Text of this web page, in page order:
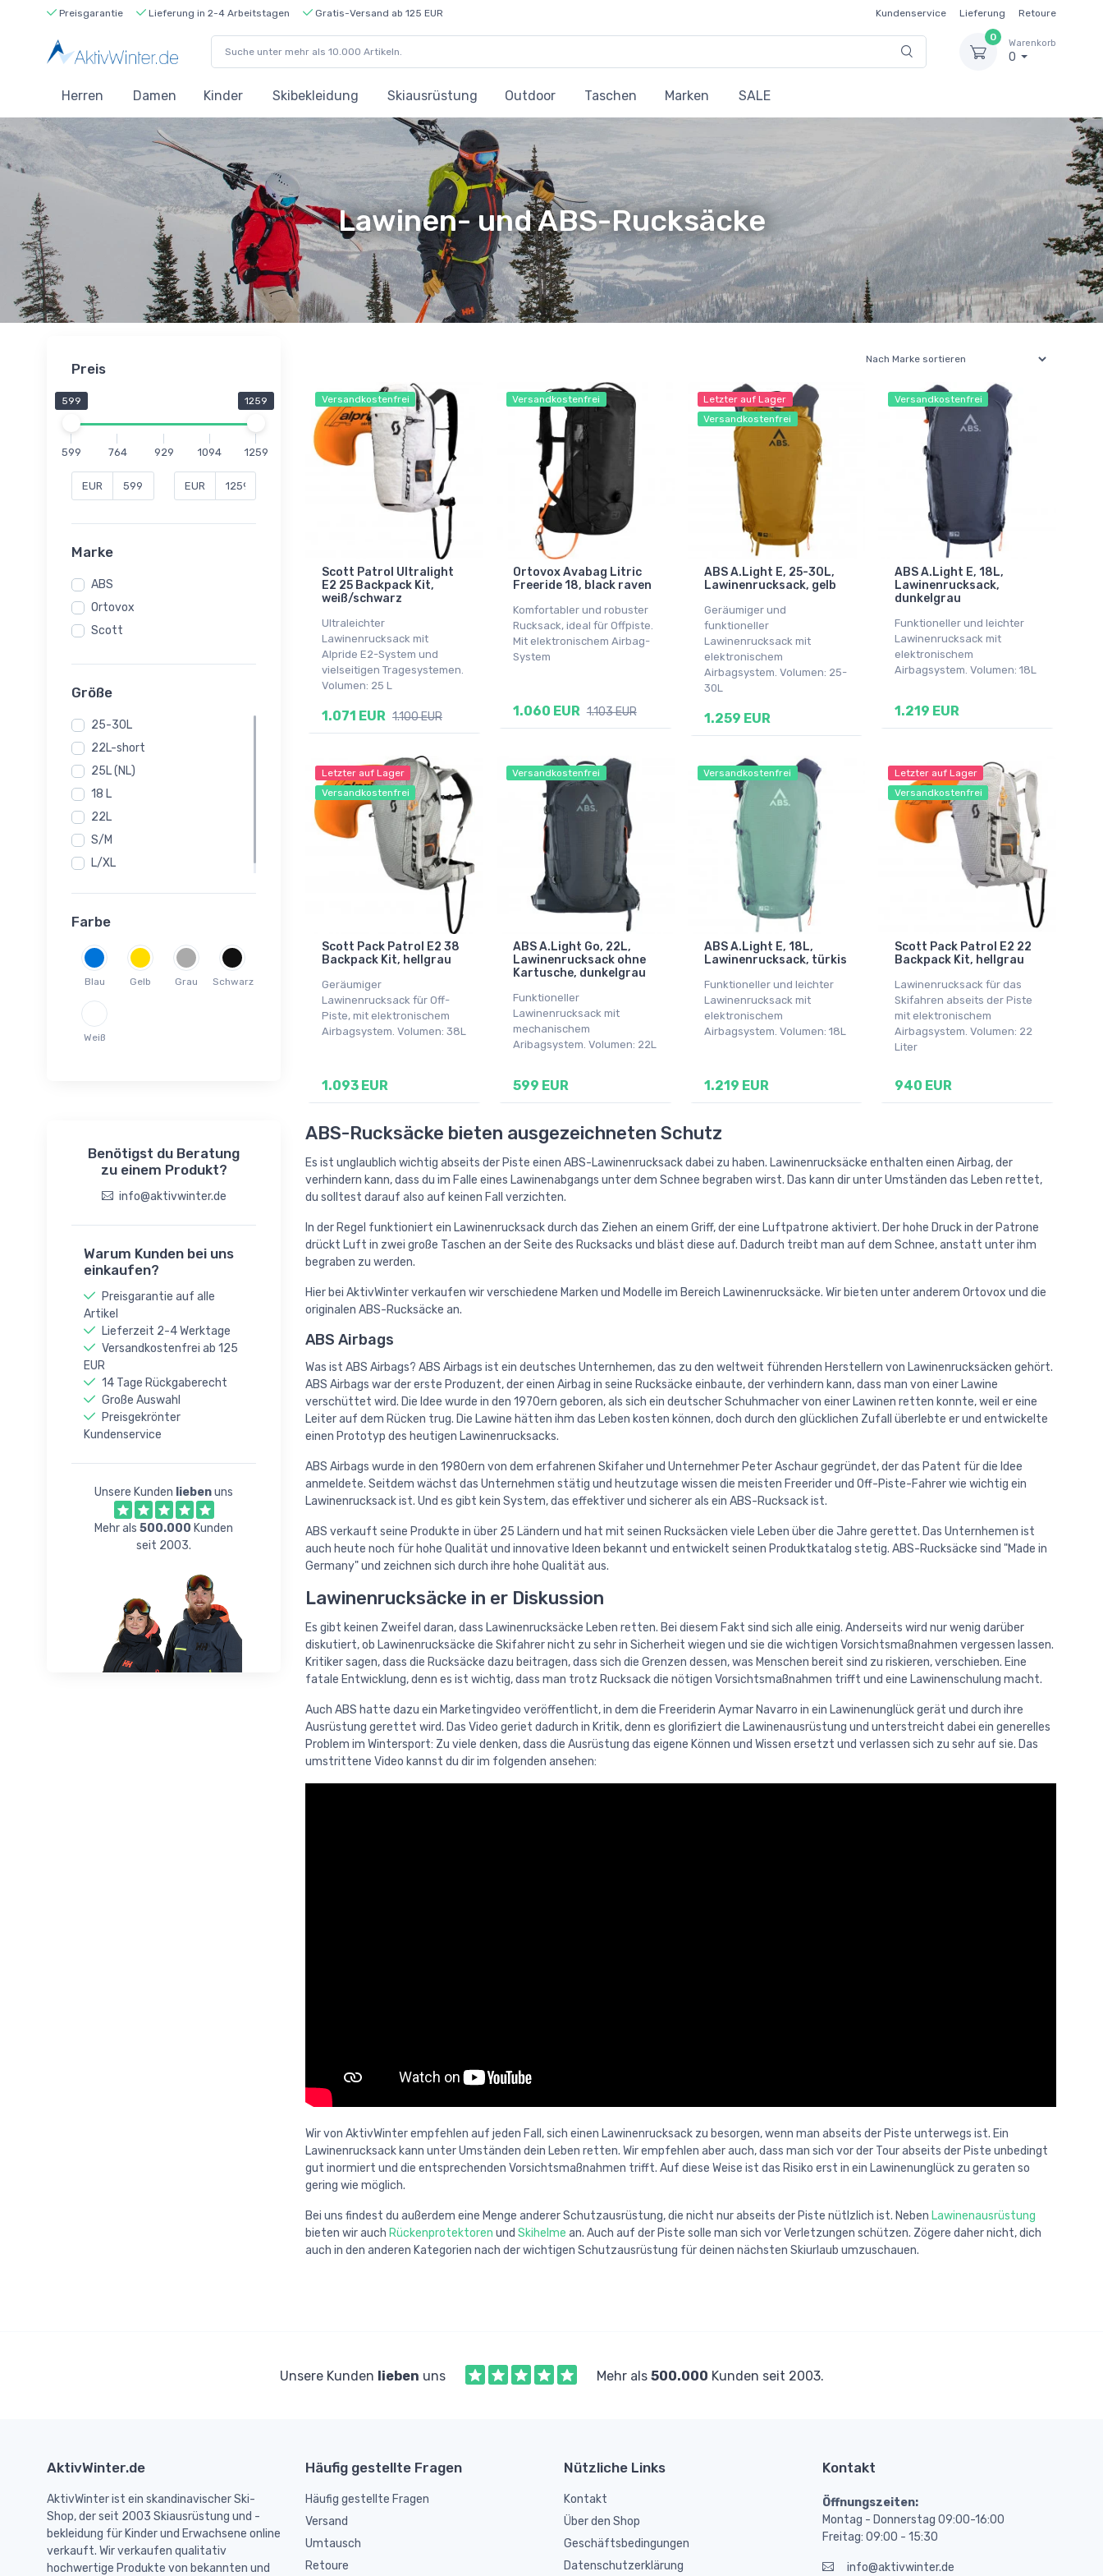
Preisgarantie Lieferung in 2-4 Arbeitstagen Gratis-Versand ab 125 EUR Kundenservice Lieferung Retoure
0
Warenkorb
0
Herren Damen Kinder Skibekleidung Skiausrüstung Outdoor Taschen Marken SALE
Lawinen- und ABS-Rucksäcke
Preis
599 1259
599 764 929 1094 1259
EUR EUR
Marke
ABS
Ortovox
Scott
Größe
25-30L
22L-short
25L (NL)
18 L
22L
S/M
L/XL
Farbe
Blau Gelb Grau Schwarz
Weiß
Benötigst du Beratung
zu einem Produkt?
info@aktivwinter.de
Warum Kunden bei uns
einkaufen?
Preisgarantie auf alle
Artikel
Lieferzeit 2-4 Werktage
Versandkostenfrei ab 125
EUR
14 Tage Rückgaberecht
Große Auswahl
Preisgekrönter
Kundenservice
Unsere Kunden liebenuns
Mehr als 500.000 Kunden
seit 2003.
Versandkostenfrei
Scott Patrol Ultralight
E2 25 Backpack Kit,
weiß/schwarz
Ultraleichter
Lawinenrucksack mit
Alpride E2-System und
vielseitigen Tragesystemen.
Volumen: 25 L
1.071 EUR 1.100 EUR
Versandkostenfrei
Ortovox Avabag Litric
Freeride 18, black raven
Komfortabler und robuster
Rucksack, ideal für Offpiste.
Mit elektronischem Airbag-
System
1.060 EUR 1.103 EUR
Letzter auf Lager
Versandkostenfrei
ABS A.Light E, 25-30L,
Lawinenrucksack, gelb
Geräumiger und
funktioneller
Lawinenrucksack mit
elektronischem
Airbagsystem. Volumen: 25-
30L
1.259 EUR
Versandkostenfrei
ABS A.Light E, 18L,
Lawinenrucksack,
dunkelgrau
Funktioneller und leichter
Lawinenrucksack mit
elektronischem
Airbagsystem. Volumen: 18L
1.219 EUR
Letzter auf Lager
Versandkostenfrei
Scott Pack Patrol E2 38
Backpack Kit, hellgrau
Geräumiger
Lawinenrucksack für Off-
Piste, mit elektronischem
Airbagsystem. Volumen: 38L
1.093 EUR
Versandkostenfrei
ABS A.Light Go, 22L,
Lawinenrucksack ohne
Kartusche, dunkelgrau
Funktioneller
Lawinenrucksack mit
mechanischem
Aribagsystem. Volumen: 22L
599 EUR
Versandkostenfrei
ABS A.Light E, 18L,
Lawinenrucksack, türkis
Funktioneller und leichter
Lawinenrucksack mit
elektronischem
Airbagsystem. Volumen: 18L
1.219 EUR
Letzter auf Lager
Versandkostenfrei
Scott Pack Patrol E2 22
Backpack Kit, hellgrau
Lawinenrucksack für das
Skifahren abseits der Piste
mit elektronischem
Airbagsystem. Volumen: 22
Liter
940 EUR
ABS-Rucksäcke bieten ausgezeichneten Schutz
Es ist unglaublich wichtig abseits der Piste einen ABS-Lawinenrucksack dabei zu haben. Lawinenrucksäcke enthalten einen Airbag, der
verhindern kann, dass du im Falle eines Lawinenabgangs unter dem Schnee begraben wirst. Das kann dir unter Umständen das Leben rettet,
du solltest darauf also auf keinen Fall verzichten.
In der Regel funktioniert ein Lawinenrucksack durch das Ziehen an einem Griff, der eine Luftpatrone aktiviert. Der hohe Druck in der Patrone
drückt Luft in zwei große Taschen an der Seite des Rucksacks und bläst diese auf. Dadurch treibt man auf dem Schnee, anstatt unter ihm
begraben zu werden.
Hier bei AktivWinter verkaufen wir verschiedene Marken und Modelle im Bereich Lawinenrucksäcke. Wir bieten unter anderem Ortovox und die
originalen ABS-Rucksäcke an.
ABS Airbags
Was ist ABS Airbags? ABS Airbags ist ein deutsches Unternhemen, das zu den weltweit führenden Herstellern von Lawinenrucksäcken gehört.
ABS Airbags war der erste Produzent, der einen Airbag in seine Rucksäcke einbaute, der verhindern kann, dass man von einer Lawine
verschüttet wird. Die Idee wurde in den 1970ern geboren, als sich ein deutscher Schuhmacher von einer Lawinen retten konnte, weil er eine
Leiter auf dem Rücken trug. Die Lawine hätten ihm das Leben kosten können, doch durch den glücklichen Zufall überlebte er und entwickelte
einen Prototyp des heutigen Lawinenrucksacks.
ABS Airbags wurde in den 1980ern von dem erfahrenen Skifaher und Unternehmer Peter Aschaur gegründet, der das Patent für die Idee
anmeldete. Seitdem wächst das Unternehmen stätig und heutzutage wissen die meisten Freerider und Off-Piste-Fahrer wie wichtig ein
Lawinenrucksack ist. Und es gibt kein System, das effektiver und sicherer als ein ABS-Rucksack ist.
ABS verkauft seine Produkte in über 25 Ländern und hat mit seinen Rucksäcken viele Leben über die Jahre gerettet. Das Unternhemen ist
auch heute noch für hohe Qualität und innovative Ideen bekannt und entwickelt seinen Produktkatalog stetig. ABS-Rucksäcke sind "Made in
Germany" und zeichnen sich durch ihre hohe Qualität aus.
Lawinenrucksäcke in er Diskussion
Es gibt keinen Zweifel daran, dass Lawinenrucksäcke Leben retten. Bei diesem Fakt sind sich alle einig. Anderseits wird nur wenig darüber
diskutiert, ob Lawinenrucksäcke die Skifahrer nicht zu sehr in Sicherheit wiegen und sie die wichtigen Vorsichtsmaßnahmen vergessen lassen.
Kritiker sagen, dass die Rucksäcke dazu beitragen, dass sich die Grenzen dessen, was Menschen bereit sind zu riskieren, verschieben. Eine
fatale Entwicklung, denn es ist wichtig, dass man trotz Rucksack die nötigen Vorsichtsmaßnahmen trifft und eine Lawinenschulung macht.
Auch ABS hatte dazu ein Marketingvideo veröffentlicht, in dem die Freeriderin Aymar Navarro in ein Lawinenunglück gerät und durch ihre
Ausrüstung gerettet wird. Das Video geriet dadurch in Kritik, denn es glorifiziert die Lawinenausrüstung und unterstreicht dabei ein generelles
Problem im Wintersport: Zu viele denken, dass die Ausrüstung das eigene Können und Wissen ersetzt und verlassen sich zu sehr auf sie. Das
umstrittene Video kannst du dir im folgenden ansehen:
Wir von AktivWinter empfehlen auf jeden Fall, sich einen Lawinenrucksack zu besorgen, wenn man abseits der Piste unterwegs ist. Ein
Lawinenrucksack kann unter Umständen dein Leben retten. Wir empfehlen aber auch, dass man sich vor der Tour abseits der Piste unbedingt
gut inormiert und die entsprechenden Vorsichtsmaßnahmen trifft. Auf diese Weise ist das Risiko erst in ein Lawinenunglück zu geraten so
gering wie möglich.
Bei uns findest du außerdem eine Menge anderer Schutzausrüstung, die nicht nur abseits der Piste nütlzlich ist. Neben Lawinenausrüstung
bieten wir auch Rückenprotektoren und Skihelme an. Auch auf der Piste solle man sich vor Verletzungen schützen. Zögere daher nicht, dich
auch in den anderen Kategorien nach der wichtigen Schutzausrüstung für deinen nächsten Skiurlaub umzuschauen.
Unsere Kunden lieben uns Mehr als 500.000 Kunden seit 2003.
AktivWinter.de
AktivWinter ist ein skandinavischer Ski-
Shop, der seit 2003 Skiausrüstung und -
bekleidung für Kinder und Erwachsene online
verkauft. Wir verkaufen qualitativ
hochwertige Produkte von bekannten und
Häufig gestellte Fragen
Häufig gestellte Fragen
Versand
Umtausch
Retoure
Nützliche Links
Kontakt
Über den Shop
Geschäftsbedingungen
Datenschutzerklärung
Kontakt
Öffnungszeiten:
Montag - Donnerstag 09:00-16:00
Freitag: 09:00 - 15:30
info@aktivwinter.de